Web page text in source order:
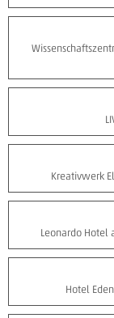
Kreativwerk
Leonardo Hotel
Hotel